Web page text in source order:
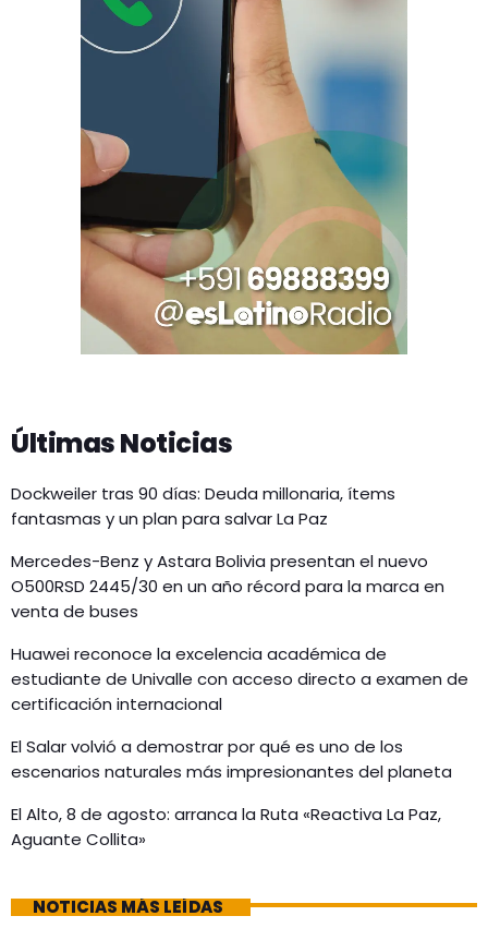
Últimas Noticias
Dockweiler tras 90 días: Deuda millonaria, ítems
fantasmas y un plan para salvar La Paz
Mercedes-Benz y Astara Bolivia presentan el nuevo
O500RSD 2445/30 en un año récord para la marca en
venta de buses
Huawei reconoce la excelencia académica de
estudiante de Univalle con acceso directo a examen de
certificación internacional
El Salar volvió a demostrar por qué es uno de los
escenarios naturales más impresionantes del planeta
El Alto, 8 de agosto: arranca la Ruta «Reactiva La Paz,
Aguante Collita»
NOTICIAS MÁS LEÍDAS